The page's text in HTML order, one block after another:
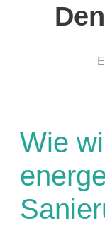
Wie